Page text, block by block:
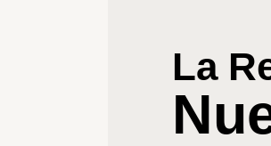
La